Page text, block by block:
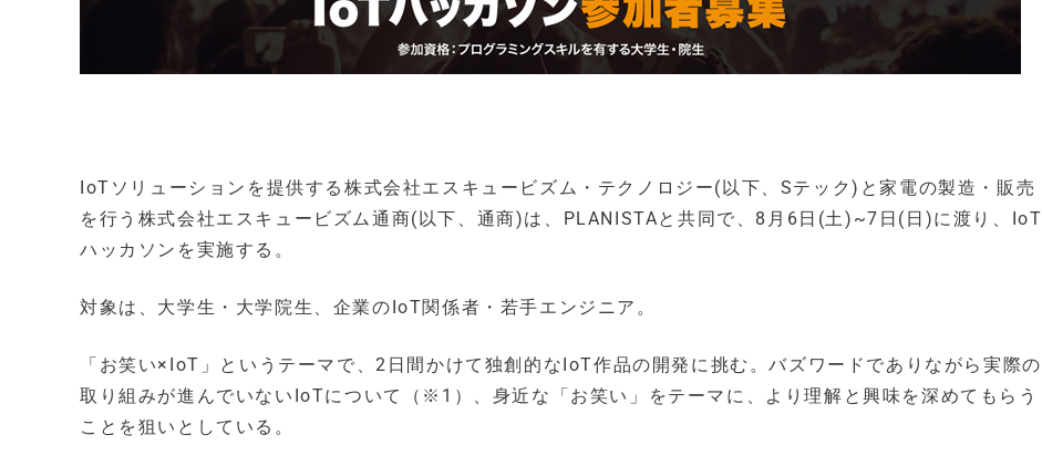
IoTソリューションを提供する株式会社エスキュービズム・テクノロジー(以下、Sテック)と家電の製造・販売
を行う株式会社エスキュービズム通商(以下、通商)は、PLANISTAと共同で、8月6日(土)~7日(日)に渡り、IoT
ハッカソンを実施する。
対象は、大学生・大学院生、企業のIoT関係者・若手エンジニア。
「お笑い×IoT」というテーマで、2日間かけて独創的なIoT作品の開発に挑む。バズワードでありながら実際の
取り組みが進んでいないIoTについて（※1）、身近な「お笑い」をテーマに、より理解と興味を深めてもらう
ことを狙いとしている。